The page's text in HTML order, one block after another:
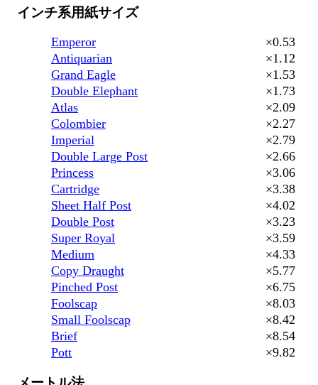
インチ系用紙サイズ
Emperor
×0.53
Antiquarian
×1.12
Grand Eagle
×1.53
Double Elephant
×1.73
Atlas
×2.09
Colombier
×2.27
Imperial
×2.79
Double Large Post
×2.66
Princess
×3.06
Cartridge
×3.38
Sheet Half Post
×4.02
Double Post
×3.23
Super Royal
×3.59
Medium
×4.33
Copy Draught
×5.77
Pinched Post
×6.75
Foolscap
×8.03
Small Foolscap
×8.42
Brief
×8.54
Pott
×9.82